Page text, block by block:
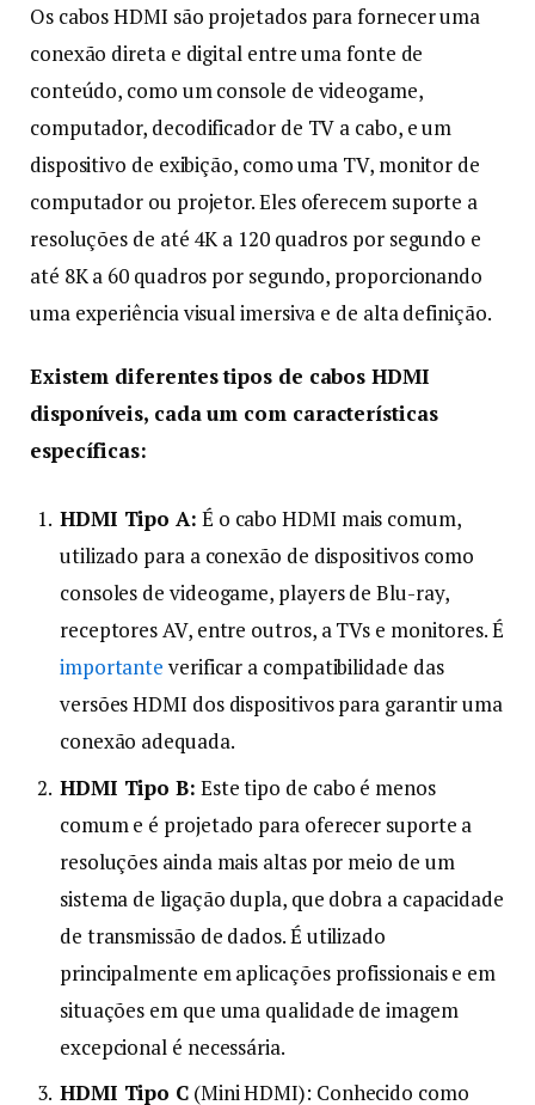
Os cabos HDMI são projetados para fornecer uma
conexão direta e digital entre uma fonte de
conteúdo, como um console de videogame,
computador, decodificador de TV a cabo, e um
dispositivo de exibição, como uma TV, monitor de
computador ou projetor. Eles oferecem suporte a
resoluções de até 4K a 120 quadros por segundo e
até 8K a 60 quadros por segundo, proporcionando
uma experiência visual imersiva e de alta definição.
Existem diferentes tipos de cabos HDMI
disponíveis, cada um com características
específicas:
HDMI Tipo A: É o cabo HDMI mais comum,
utilizado para a conexão de dispositivos como
consoles de videogame, players de Blu-ray,
receptores AV, entre outros, a TVs e monitores. É
importante verificar a compatibilidade das
versões HDMI dos dispositivos para garantir uma
conexão adequada.
HDMI Tipo B: Este tipo de cabo é menos
comum e é projetado para oferecer suporte a
resoluções ainda mais altas por meio de um
sistema de ligação dupla, que dobra a capacidade
de transmissão de dados. É utilizado
principalmente em aplicações profissionais e em
situações em que uma qualidade de imagem
excepcional é necessária.
HDMI Tipo C (Mini HDMI): Conhecido como